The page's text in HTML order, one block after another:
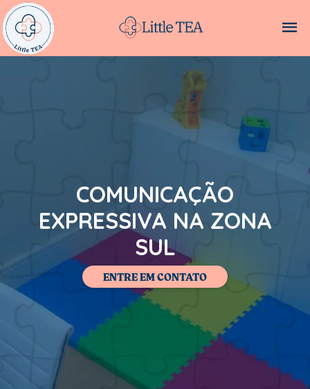
COMUNICAÇÃO
EXPRESSIVA NA ZONA
SUL
ENTRE EM CONTATO